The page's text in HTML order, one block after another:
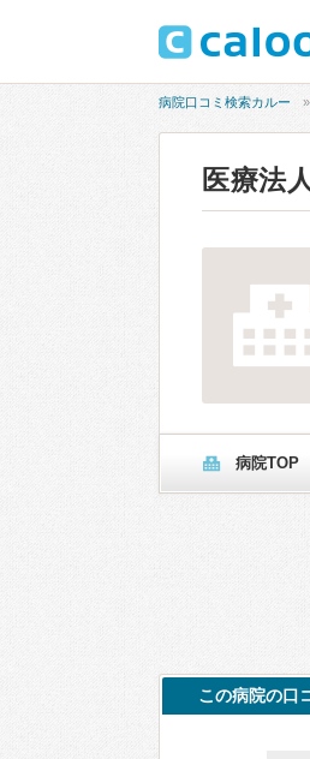
病院口コミ検索カルー
医療法
病院TOP
この病院の口